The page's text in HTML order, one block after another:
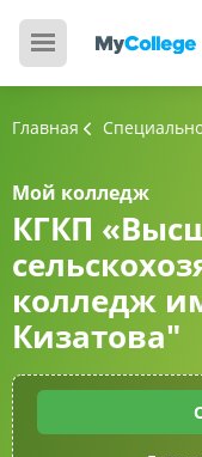
Главная
Мой колледж
КГКП
колледж
Кизатова"